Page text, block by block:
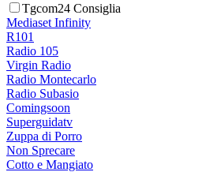
Tgcom24 Consiglia
Mediaset Infinity
R101
Radio 105
Virgin Radio
Radio Montecarlo
Radio Subasio
Comingsoon
Superguidatv
Zuppa di Porro
Non Sprecare
Cotto e Mangiato